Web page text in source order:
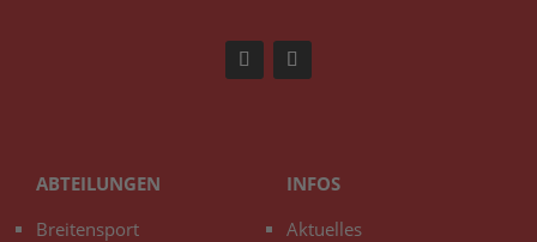
ABTEILUNGEN
Breitensport
INFOS
Aktuelles